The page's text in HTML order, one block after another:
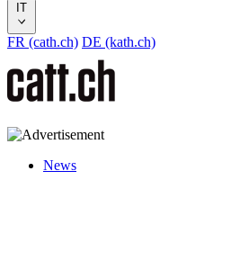
IT
FR (cath.ch) DE (kath.ch)
News